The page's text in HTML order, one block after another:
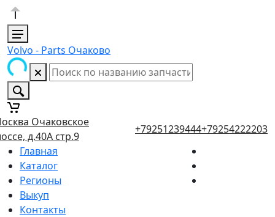
Volvo - Parts Очаково
Очаковское
д.40А стр.9
+79251239444+79254222203
Главная
Каталог
Регионы
Выкуп
Контакты